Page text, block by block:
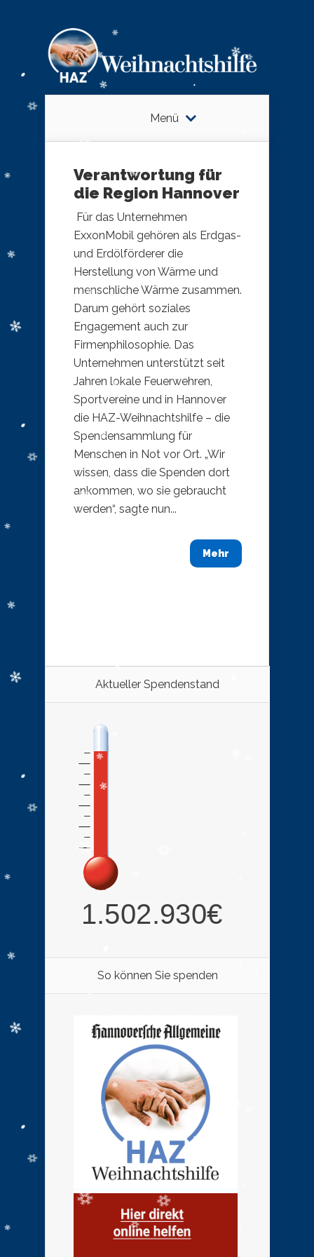
Menü
Verantwortung für
die Region Hannover
​ Für das Unternehmen
ExxonMobil gehören als Erdgas-
und Erdölförderer d​ie
Herstellung von Wärme und
menschliche Wärme zusammen.
Darum gehört soziales
Engagement auch zur
Firmenphilosophie. Das
Unternehmen unterstützt seit
Jahren lokale Feuerwehren,
Sportvereine und in Hannover
die HAZ-Weihnachtshilfe – die
Spendensammlung für
Menschen in Not vor Ort. „Wir
wissen, dass die Spenden dort
ankommen, wo sie gebraucht
werden“, sagte nun...
Mehr
Aktueller Spendenstand
So können Sie spenden